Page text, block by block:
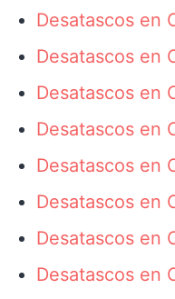
Desatascos en
Desatascos en
Desatascos en
Desatascos en
Desatascos en
Desatascos en
Desatascos en
Desatascos en